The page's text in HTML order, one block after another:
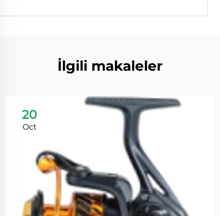
İlgili makaleler
20
Oct